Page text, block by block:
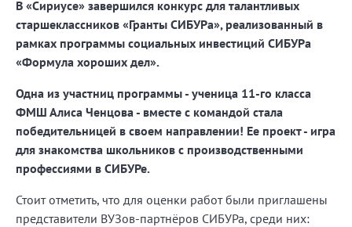
В «Сириусе» завершился конкурс для талантливых
старшеклассников «Гранты СИБУРа», реализованный в
рамках программы социальных инвестиций СИБУРа
«Формула хороших дел».
Одна из участниц программы - ученица 11-го класса
ФМШ Алиса Ченцова - вместе с командой стала
победительницей в своем направлении! Ее проект - игра
для знакомства школьников с производственными
профессиями в СИБУРе.
Стоит отметить, что для оценки работ были приглашены
представители ВУЗов-партнёров СИБУРа, среди них: